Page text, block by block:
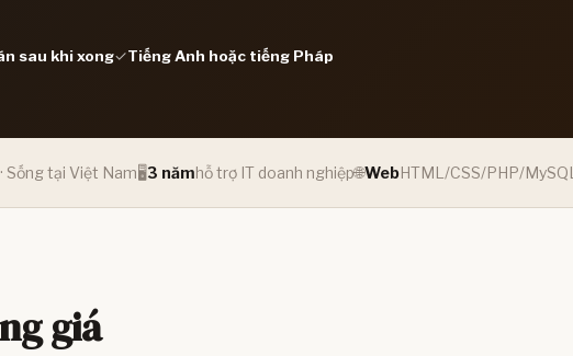
sau khi xong✓Tiếng Anh hoặc tiếng Pháp
· Sống tại Việt Nam🖥️3 nămhỗ trợ IT doanh nghiệp🌐WebHTML/CSS/PHP/MySQL
giá